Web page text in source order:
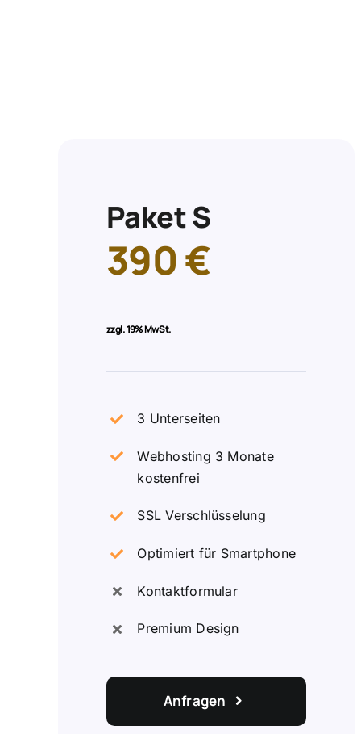
Paket S
390 €
zzgl.19% MwSt.
3 Unterseiten
Webhosting 3 Monate
kostenfrei
SSL Verschlüsselung
Optimiert für Smartphone
Kontaktformular
Premium Design
Anfragen